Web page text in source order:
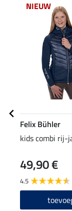
NIEUW
Felix Bühler
kids combi rij-
49,90 €
4.5